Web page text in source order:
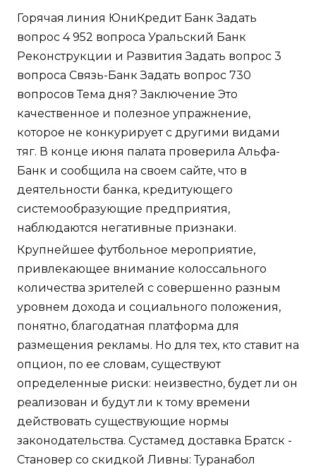
Горячая линия ЮниКредит Банк Задать
вопрос 4 952 вопроса Уральский Банк
Реконструкции и Развития Задать вопрос 3
вопроса Связь-Банк Задать вопрос 730
вопросов Тема дня? Заключение Это
качественное и полезное упражнение,
которое не конкурирует с другими видами
тяг. В конце июня палата проверила Альфа-
Банк и сообщила на своем сайте, что в
деятельности банка, кредитующего
системообразующие предприятия,
наблюдаются негативные признаки.
Крупнейшее футбольное мероприятие,
привлекающее внимание колоссального
количества зрителей с совершенно разным
уровнем дохода и социального положения,
понятно, благодатная платформа для
размещения рекламы. Но для тех, кто ставит на
опцион, по ее словам, существуют
определенные риски: неизвестно, будет ли он
реализован и будут ли к тому времени
действовать существующие нормы
законодательства. Сустамед доставка Братск -
Становер со скидкой Ливны: Туранабол